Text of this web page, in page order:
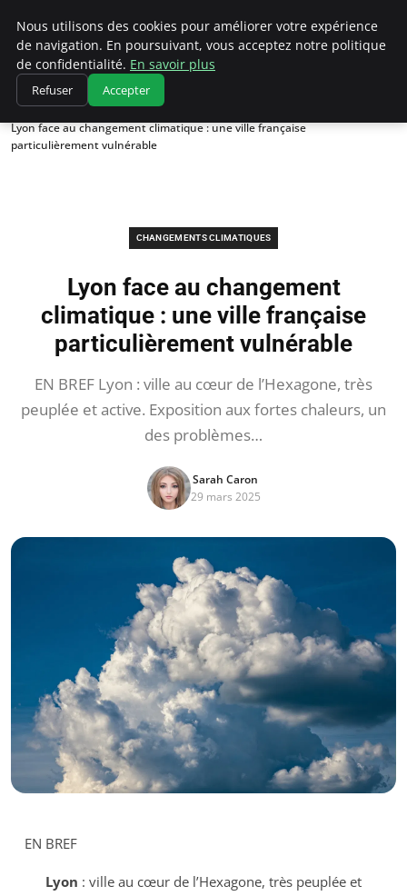
Climatedebtagents
Accueil
Changements climatiques
Lyon face au changement climatique : une ville française
particulièrement vulnérable
CHANGEMENTS CLIMATIQUES
Lyon face au changement
climatique : une ville française
particulièrement vulnérable
EN BREF Lyon : ville au cœur de l’Hexagone, très
peuplée et active. Exposition aux fortes chaleurs, un
des problèmes…
Sarah Caron
29 mars 2025
EN BREF
Lyon : ville au cœur de l’Hexagone, très peuplée et
Nous utilisons des cookies pour améliorer votre expérience
de navigation. En poursuivant, vous acceptez notre politique
de confidentialité. En savoir plus
Refuser Accepter